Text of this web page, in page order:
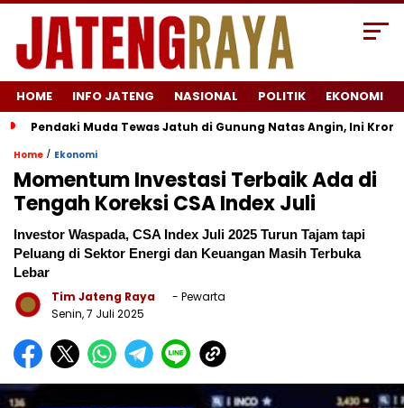
HOME INFO JATENG NASIONAL POLITIK EKONOMI
Pendaki Muda Tewas Jatuh di Gunung Natas Angin, Ini
Home / Ekonomi
Momentum Investasi Terbaik Ada di
Tengah Koreksi CSA Index Juli
Investor Waspada, CSA Index Juli 2025 Turun Tajam tapi
Peluang di Sektor Energi dan Keuangan Masih Terbuka
Lebar
Tim Jateng Raya
- Pewarta
Senin, 7 Juli 2025